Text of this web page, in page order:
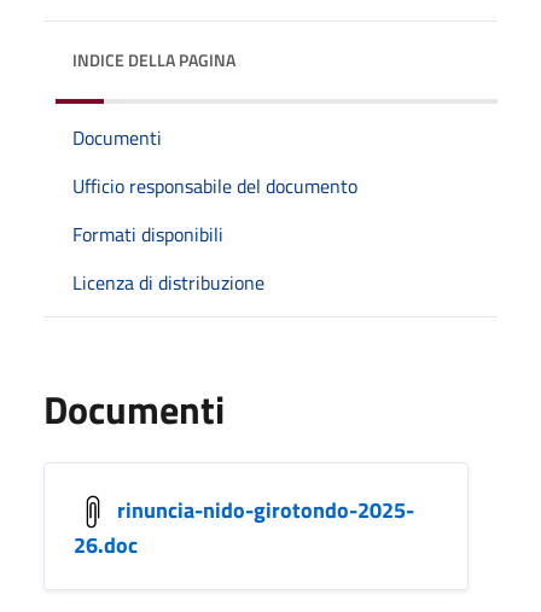
INDICE DELLA PAGINA
Documenti
Ufficio responsabile del documento
Formati disponibili
Licenza di distribuzione
Documenti
rinuncia-nido-girotondo-2025-
26.doc